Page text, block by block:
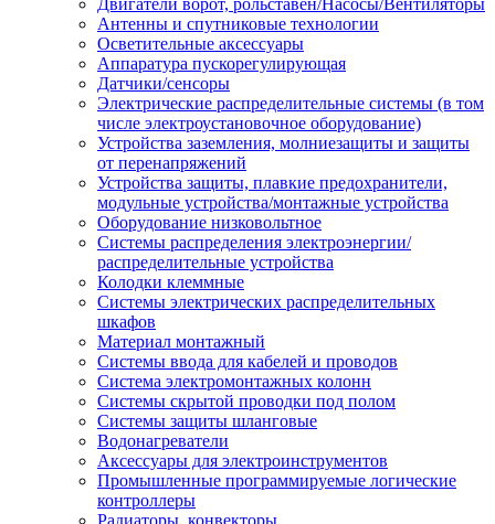
Двигатели ворот, рольставен/Насосы/Вентиляторы
Антенны и спутниковые технологии
Осветительные аксессуары
Аппаратура пускорегулирующая
Датчики/сенсоры
Электрические распределительные системы (в том
числе электроустановочное оборудование)
Устройства заземления, молниезащиты и защиты
от перенапряжений
Устройства защиты, плавкие предохранители,
модульные устройства/монтажные устройства
Оборудование низковольтное
Системы распределения электроэнергии/
распределительные устройства
Колодки клеммные
Системы электрических распределительных
шкафов
Материал монтажный
Системы ввода для кабелей и проводов
Система электромонтажных колонн
Системы скрытой проводки под полом
Системы защиты шланговые
Водонагреватели
Аксессуары для электроинструментов
Промышленные программируемые логические
контроллеры
Радиаторы, конвекторы